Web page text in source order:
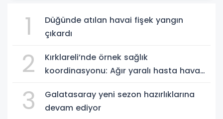
1
Düğünde atılan havai fişek yangın
çıkardı
2
Kırklareli’nde örnek sağlık
koordinasyonu: Ağır yaralı hasta hava
3
Galatasaray yeni sezon hazırlıklarına
devam ediyor